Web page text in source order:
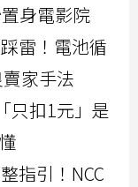
身電影院
雷！電池循
家手法
只扣1元」是
指引！NCC